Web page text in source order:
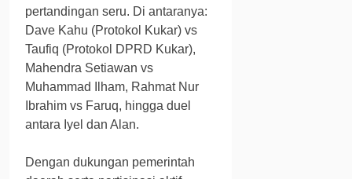
pertandingan seru. Di antaranya:
Dave Kahu (Protokol Kukar) vs
Taufiq (Protokol DPRD Kukar),
Mahendra Setiawan vs
Muhammad Ilham, Rahmat Nur
Ibrahim vs Faruq, hingga duel
antara Iyel dan Alan.
Dengan dukungan pemerintah